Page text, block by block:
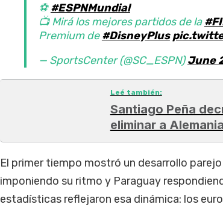
⚽#ESPNMundial
📺 Mirá los mejores partidos de la
Premium de#DisneyPlus
— SportsCenter (@SC_ESPN)June
Leé también:
Santiago Peña
eliminar a
El primer tiempo mostró un desarrollo
imponiendo su ritmo y Paraguay
estadísticas reflejaron esa dinámica: los